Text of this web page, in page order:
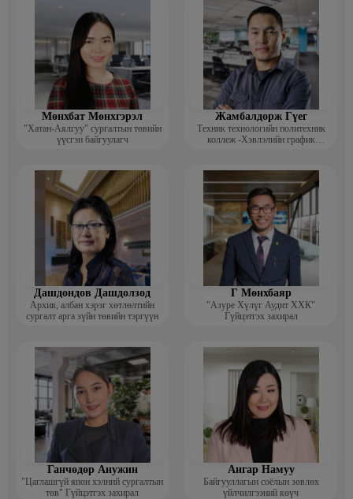
Мөнхбат Мөнхгэрэл
"Хатан-Аялгуу" сургалтын төвийн
үүсгэн байгуулагч
Жамбалдорж Гүег
Техник технологийн политехник
коллеж -Хэвлэлийн график
Дашдондов Дашдолзод
Архив, албан хэрэг хөтлөлтийн
сургалт арга зүйн төвийн тэргүүн
Г Мөнхбаяр
"Азуре Хүлүг Аудит ХХК"
Гүйцэтгэх захирал
Ганчөдөр Анужин
"Цаглашгүй япон хэлний сургалтын
төв" Гүйцэтгэх захирал
Ангар Намуу
Байгууллагын соёлын зөвлөх
үйлчилгээний көүч